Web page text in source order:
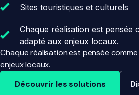
Sites touristiques et culturels
Chaque réalisation est pensée
adapté aux enjeux locaux.
Chaque réalisation est pensée
enjeux locaux.
Découvrir les solutions